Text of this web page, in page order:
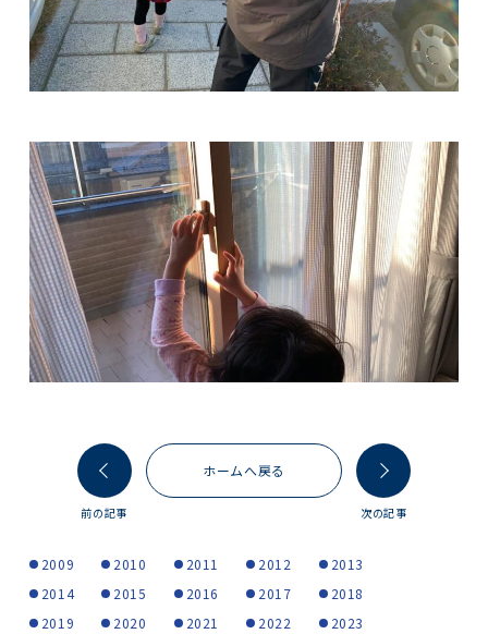
前の記事
ホームへ戻る
次の記事
2009 2010 2011 2012
2013
2014
2015 2016 2017
2018
2019
2020 2021 2022
2023